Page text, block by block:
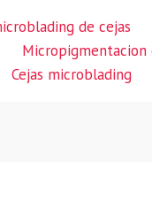
de cejas
Micropigmentacion
Cejas microblading